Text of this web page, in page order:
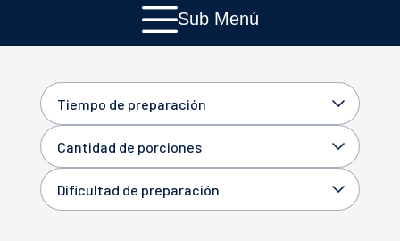
Sub Menú
Tiempo de preparación
Cantidad de porciones
Dificultad de preparación